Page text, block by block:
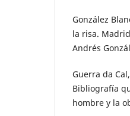
González
la risa.
Andrés
Guerra da
Bibliografía
hombre y la